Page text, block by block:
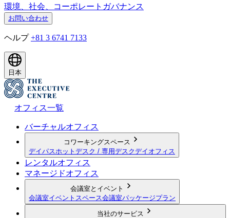
環境、社会、コーポレートガバナンス
お問い合わせ
ヘルプ +81 3 6741 7133
日本
オフィス一覧
バーチャルオフィス
コワーキングスペース
デイパス ホットデスク / 専用デスクデイオフィス
レンタルオフィス
マネージドオフィス
会議室とイベント
会議室イベントスペース会議室パッケージプラン
当社のサービス